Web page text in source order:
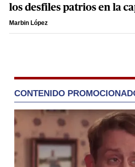
los desfiles patrios en la
Marbin López
CONTENIDO